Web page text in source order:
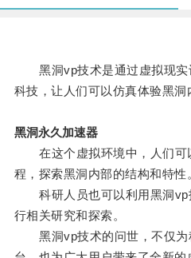
黑洞vp技术是通过虚拟现实
科技，让人们可以仿真体验黑洞
黑洞永久加速器
在这个虚拟环境中，人们可
程，探索黑洞内部的结构和特性
科研人员也可以利用黑洞vp
行相关研究和探索。
黑洞vp技术的问世，不仅为